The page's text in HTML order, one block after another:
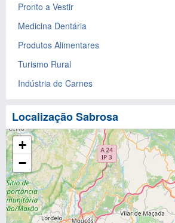
Pronto a Vestir
Medicina Dentária
Produtos Alimentares
Turismo Rural
Indústria de Carnes
Localização Sabrosa
+
−